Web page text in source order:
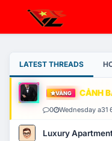
LATEST THREADS
VÀNG CẢNH
0 Wednesday a31
Luxury